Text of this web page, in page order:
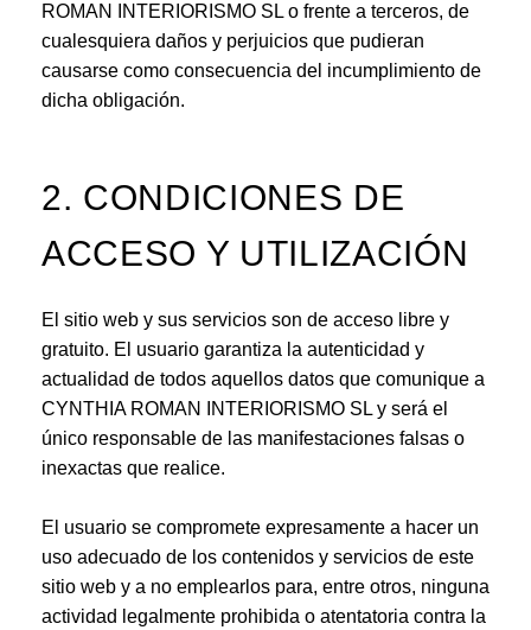
ROMAN INTERIORISMO SL o frente a terceros, de
cualesquiera daños y perjuicios que pudieran
causarse como consecuencia del incumplimiento de
dicha obligación.
2. CONDICIONES DE
ACCESO Y UTILIZACIÓN
El sitio web y sus servicios son de acceso libre y
gratuito. El usuario garantiza la autenticidad y
actualidad de todos aquellos datos que comunique a
CYNTHIA ROMAN INTERIORISMO SL y será el
único responsable de las manifestaciones falsas o
inexactas que realice.
El usuario se compromete expresamente a hacer un
uso adecuado de los contenidos y servicios de este
sitio web y a no emplearlos para, entre otros, ninguna
actividad legalmente prohibida o atentatoria contra la